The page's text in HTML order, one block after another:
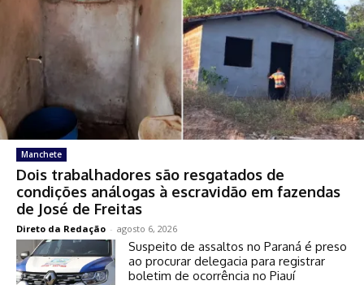
Manchete
Dois trabalhadores são resgatados de
condições análogas à escravidão em fazendas
de José de Freitas
Direto da Redação - agosto 6, 2026
Suspeito de assaltos no Paraná é preso
ao procurar delegacia para registrar
boletim de ocorrência no Piauí